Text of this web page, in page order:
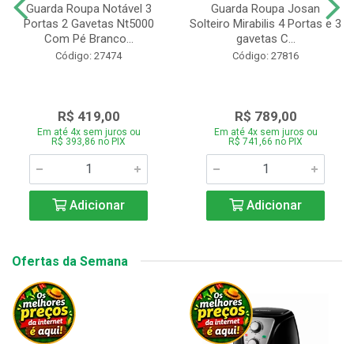
Guarda Roupa Notável 3
Portas 2 Gavetas Nt5000
Com Pé Branco...
Código: 27474
R$ 419,00
Em até 4x sem juros ou
R$ 393,86 no PIX
Adicionar
Guarda Roupa Josan
Solteiro Mirabilis 4 Portas e 3
gavetas C...
Código: 27816
R$ 789,00
Em até 4x sem juros ou
R$ 741,66 no PIX
Adicionar
Ofertas da Semana